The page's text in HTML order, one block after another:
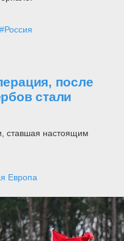
#Россия
после
стали
ставшая настоящим
Европа